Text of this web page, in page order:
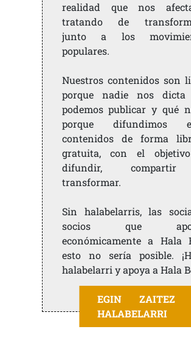
realidad que nos
tratando de
junto a los
populares.
Nuestros contenidos son
porque nadie nos dicta
podemos publicar y qué
porque difundimos
contenidos de forma
gratuita, con el
difundir,
transformar.
Sin halabelarris, las
socios que
económicamente a Hala
esto no sería posible.
halabelarri y apoya a Hala
EGIN ZAITEZ
HALABELARRI